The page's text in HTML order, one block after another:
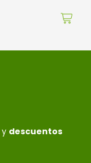
y descuentos